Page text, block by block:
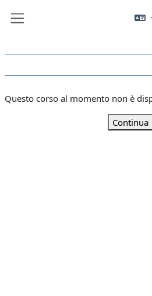
Questo corso al momento non è
Continua